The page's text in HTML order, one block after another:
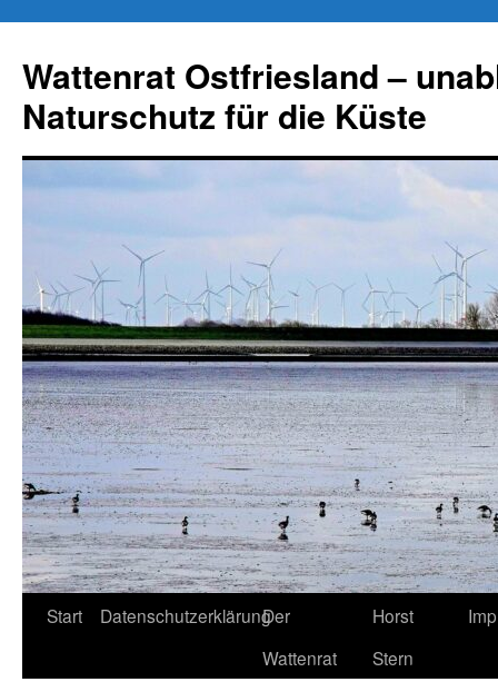
springen
Wattenrat Ostfriesland –
Naturschutz für die Küste
Start DatenschutzerklärungDer
Wattenrat
Horst
Stern